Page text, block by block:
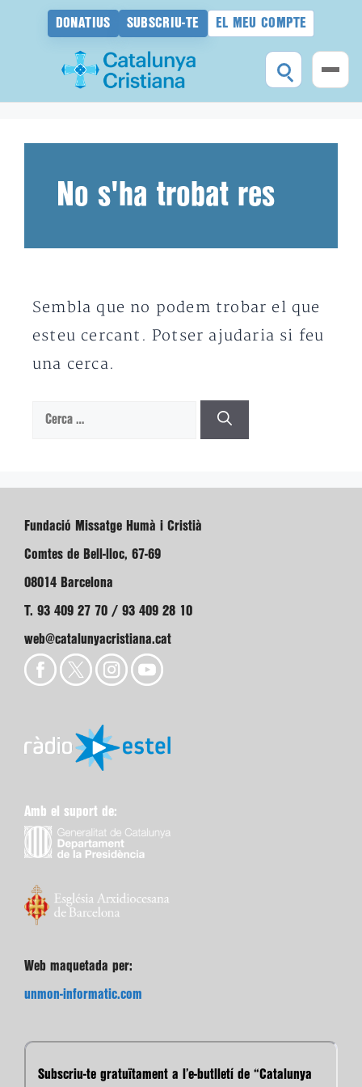
DONATIUS SUBSCRIU-TE EL MEU COMPTE
No s'ha trobat res
Sembla que no podem trobar el que
esteu cercant. Potser ajudaria si feu
una cerca.
Cerca:
Fundació Missatge Humà i Cristià
Comtes de Bell-lloc, 67-69
08014 Barcelona
T. 93 409 27 70 / 93 409 28 10
web@catalunyacristiana.cat
Amb el suport de:
Web maquetada per:
unmon-informatic.com
Subscriu-te gratuïtament a l’e-butlletí de “Catalunya